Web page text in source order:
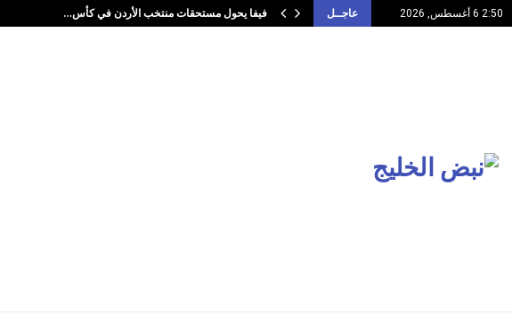
2:50 6 أغسطس, 2026 عاجــل فيفا يحول مستحقات منتخب الأردن في كأس…